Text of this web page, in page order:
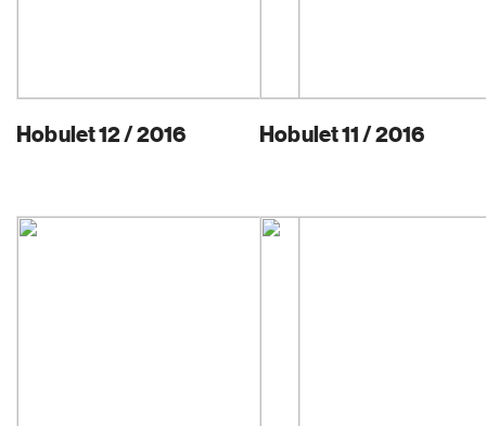
Hobulet 12 / 2016 Hobulet 11 / 2016